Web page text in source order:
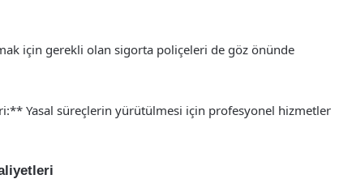
için gerekli olan sigorta poliçeleri de göz önünde
Yasal süreçlerin yürütülmesi için profesyonel hizmetler